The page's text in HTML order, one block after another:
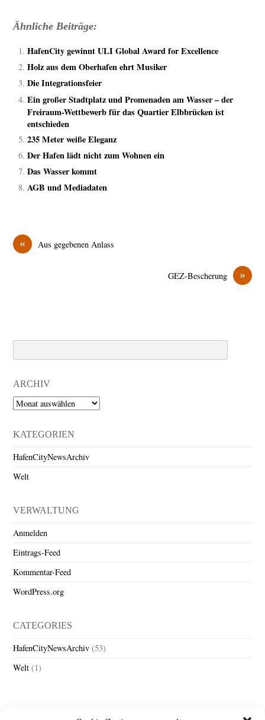
Ähnliche Beiträge:
HafenCity gewinnt ULI Global Award for Excellence
Holz aus dem Oberhafen ehrt Musiker
Die Integrationsfeier
Ein großer Stadtplatz und Promenaden am Wasser – der
Freiraum-Wettbewerb für das Quartier Elbbrücken ist
entschieden
235 Meter weiße Eleganz
Der Hafen lädt nicht zum Wohnen ein
Das Wasser kommt
AGB und Mediadaten
« Aus gegebenen Anlass
»
GEZ-Bescherung
ARCHIV
Archiv
KATEGORIEN
HafenCityNewsArchiv
Welt
VERWALTUNG
Anmelden
Eintrags-Feed
Kommentar-Feed
WordPress.org
CATEGORIES
HafenCityNewsArchiv (53)
Welt (1)